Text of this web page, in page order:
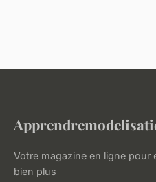
Votre magazine en ligne pour
bien plus